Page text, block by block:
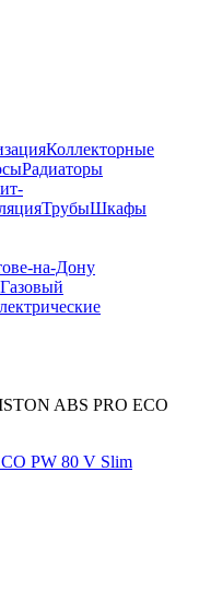
Коллекторные
Радиаторы
ТрубыШкафы
на-Дону
Газовый
ABS PRO ECO